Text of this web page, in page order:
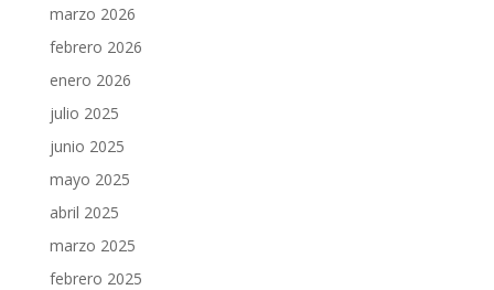
marzo 2026
febrero 2026
enero 2026
julio 2025
junio 2025
mayo 2025
abril 2025
marzo 2025
febrero 2025